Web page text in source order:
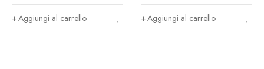
Aggiungi al carrello Aggiungi al carrello